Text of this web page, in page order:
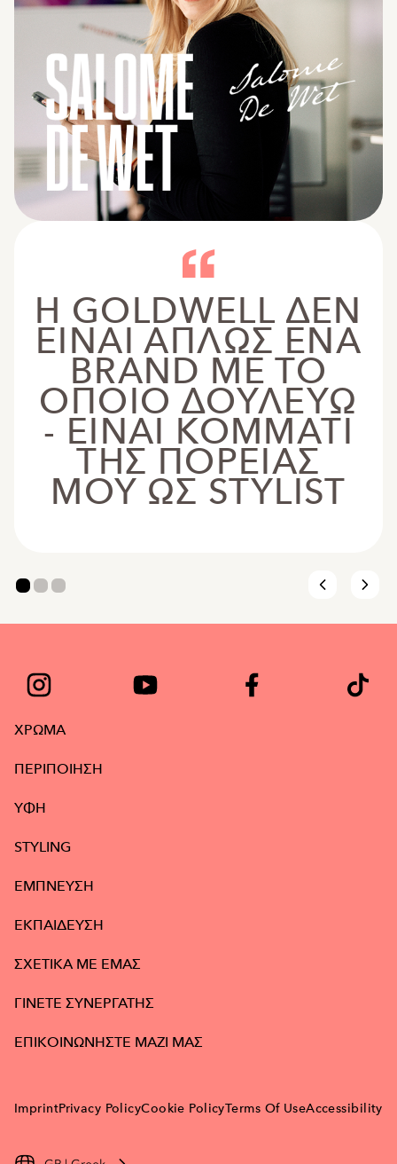
Η GOLDWELL ΔΕΝ
ΕΙΝΑΙ ΑΠΛΩΣ ΕΝΑ
BRAND ΜΕ ΤΟ
ΟΠΟΙΟ ΔΟΥΛΕΥΩ
- ΕΙΝΑΙ ΚΟΜΜΑΤΙ
ΤΗΣ ΠΟΡΕΙΑΣ
ΜΟΥ ΩΣ STYLIST
ΧΡΩΜΑ
ΠΕΡΙΠΟΙΗΣΗ
ΥΦΉ
STYLING
ΕΜΠΝΕΥΣΗ
ΕΚΠΑΙΔΕΥΣΗ
ΣΧΕΤΙΚΑ ΜΕ ΕΜΑΣ
ΓΙΝΕΤΕ ΣΥΝΕΡΓΑΤΗΣ
ΕΠΙΚΟΙΝΩΝΗΣΤΕ ΜΑΖΙ ΜΑΣ
ImprintPrivacy PolicyCookie PolicyTerms Of UseAccessibility